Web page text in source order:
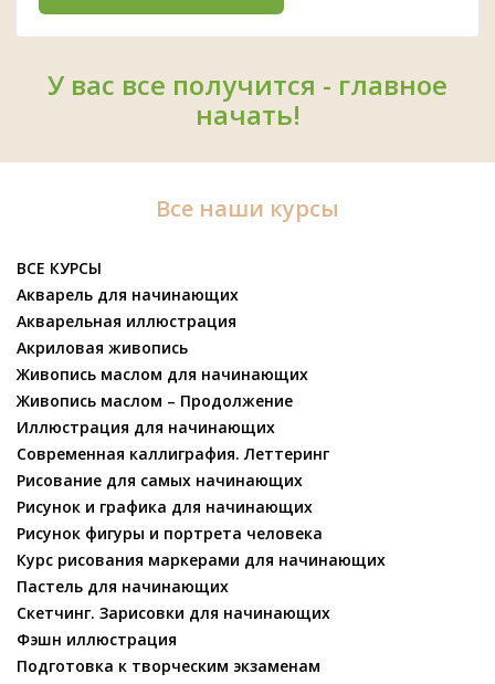
У вас все получится - главное
начать!
Все наши курсы
ВСЕ КУРСЫ
Акварель для начинающих
Акварельная иллюстрация
Акриловая живопись
Живопись маслом для начинающих
Живопись маслом – Продолжение
Иллюстрация для начинающих
Современная каллиграфия. Леттеринг
Рисование для самых начинающих
Рисунок и графика для начинающих
Рисунок фигуры и портрета человека
Курс рисования маркерами для начинающих
Пастель для начинающих
Скетчинг. Зарисовки для начинающих
Фэшн иллюстрация
Подготовка к творческим экзаменам